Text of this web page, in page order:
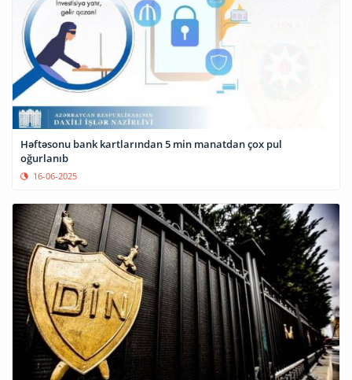
Həftəsonu bank kartlarından 5 min manatdan çox pul
oğurlanıb
16-06-2025